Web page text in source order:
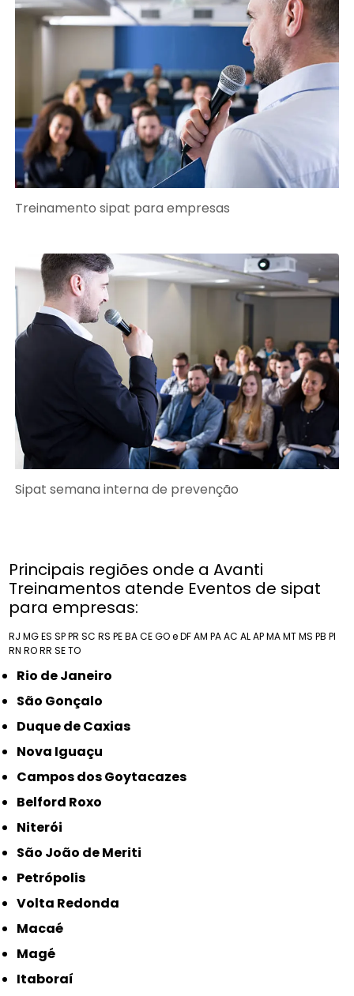
Treinamento sipat para empresas
Sipat semana interna de prevenção
Principais regiões onde a Avanti
Treinamentos atende Eventos de sipat
para empresas:
RJ MGES SPPR SC RS PEBACEGO e DFAM PAAC ALAPMAMTMS PB PI
RN RORR SETO
Rio de Janeiro
São Gonçalo
Duque de Caxias
Nova Iguaçu
Campos dos Goytacazes
Belford Roxo
Niterói
São João de Meriti
Petrópolis
Volta Redonda
Macaé
Magé
Itaboraí